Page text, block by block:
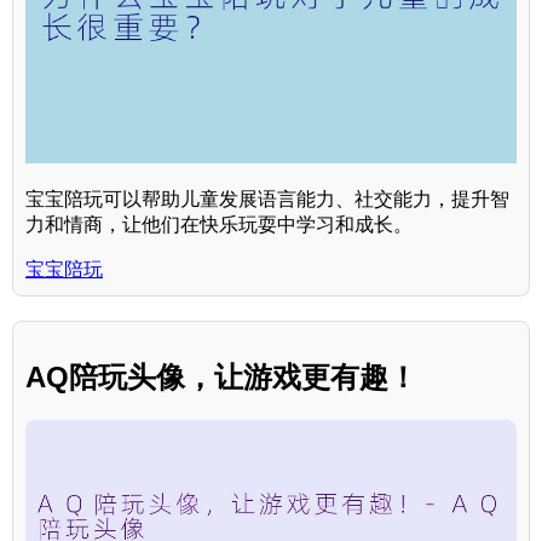
宝宝陪玩可以帮助儿童发展语言能力、社交能力，提升智
力和情商，让他们在快乐玩耍中学习和成长。
宝宝陪玩
AQ陪玩头像，让游戏更有趣！